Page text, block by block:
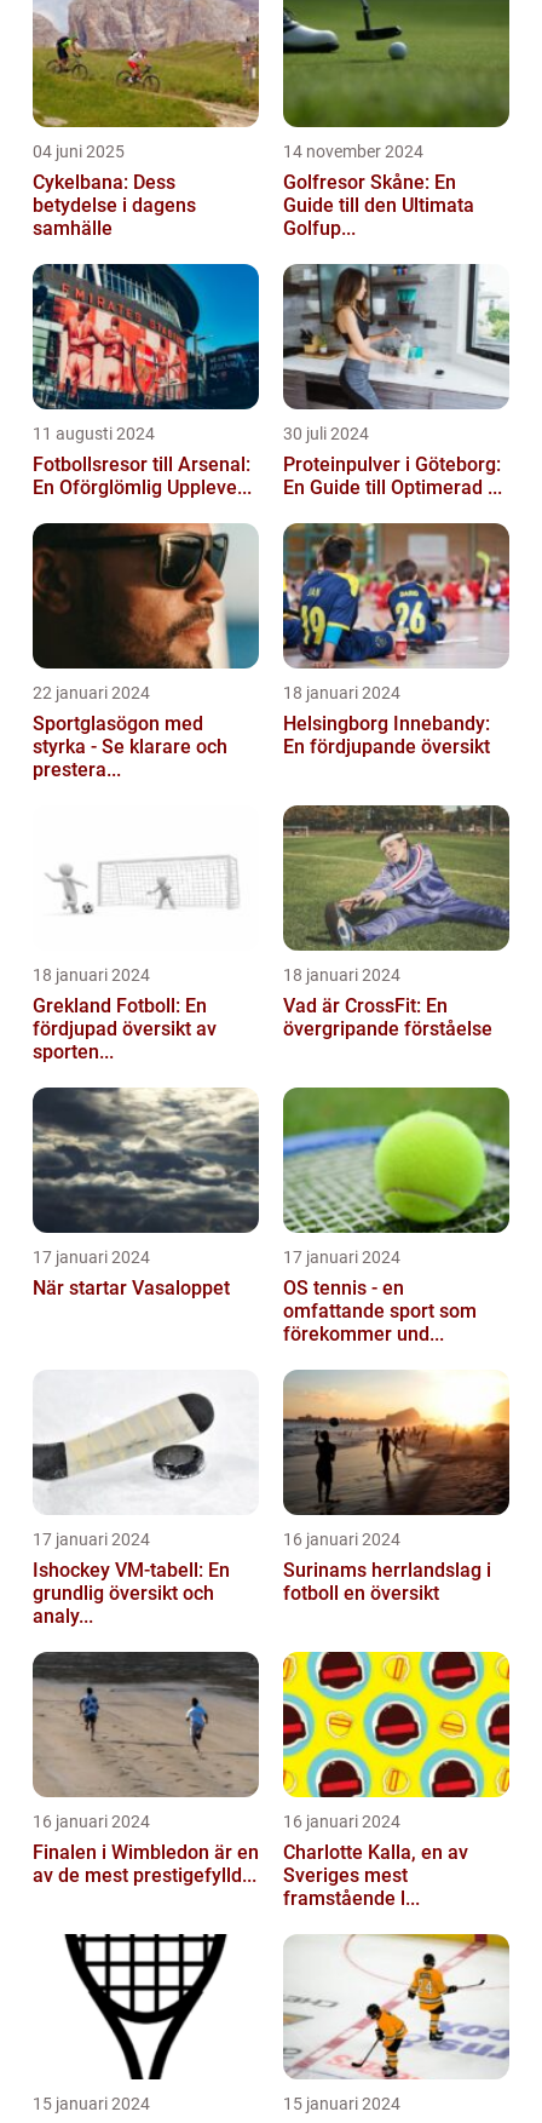
04 juni 2025
Cykelbana: Dess
betydelse i dagens
samhälle
14 november 2024
Golfresor Skåne: En
Guide till den Ultimata
Golfup...
11 augusti 2024
Fotbollsresor till Arsenal:
En Oförglömlig Uppleve...
30 juli 2024
Proteinpulver i Göteborg:
En Guide till Optimerad ...
22 januari 2024
Sportglasögon med
styrka - Se klarare och
prestera...
18 januari 2024
Helsingborg Innebandy:
En fördjupande översikt
18 januari 2024
Grekland Fotboll: En
fördjupad översikt av
sporten...
18 januari 2024
Vad är CrossFit: En
övergripande förståelse
17 januari 2024
När startar Vasaloppet
17 januari 2024
OS tennis - en
omfattande sport som
förekommer und...
17 januari 2024
Ishockey VM-tabell: En
grundlig översikt och
analy...
16 januari 2024
Surinams herrlandslag i
fotboll en översikt
16 januari 2024
Finalen i Wimbledon är en
av de mest prestigefylld...
16 januari 2024
Charlotte Kalla, en av
Sveriges mest
framstående l...
15 januari 2024 15 januari 2024